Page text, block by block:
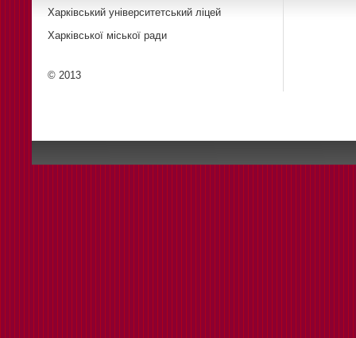
Харківський університетський ліцей
Харківської міської ради
© 2013